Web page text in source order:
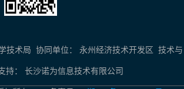
技术局 协同单位： 永州经济技术开发区 技术与
持： 长沙诺为信息技术有限公司